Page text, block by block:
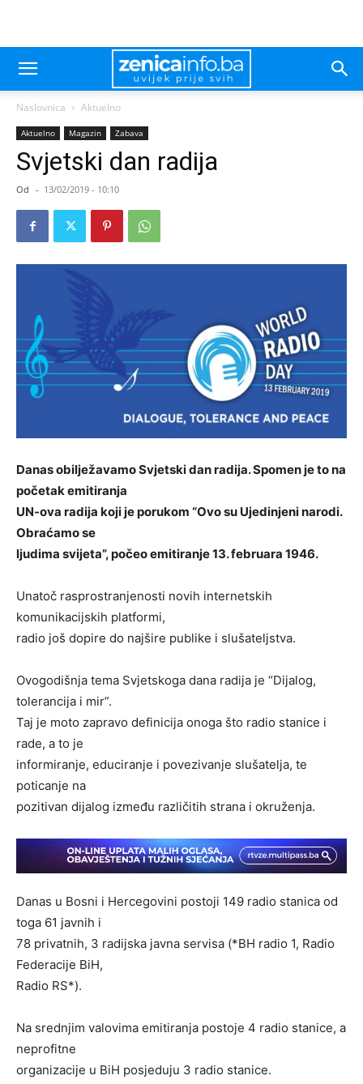
Naslovnica Aktuelno
Aktuelno Magazin Zabava
Svjetski dan radija
Od - 13/02/2019 - 10:10
Danas obilježavamo Svjetski dan radija. Spomen je to na
početak emitiranja
UN-ova radija koji je porukom “Ovo su Ujedinjeni narodi.
Obraćamo se
ljudima svijeta”, počeo emitiranje 13. februara 1946.
Unatoč rasprostranjenosti novih internetskih
komunikacijskih platformi,
radio još dopire do najšire publike i slušateljstva.
Ovogodišnja tema Svjetskoga dana radija je “Dijalog,
tolerancija i mir”.
Taj je moto zapravo definicija onoga što radio stanice i
rade, a to je
informiranje, educiranje i povezivanje slušatelja, te
poticanje na
pozitivan dijalog između različitih strana i okruženja.
Danas u Bosni i Hercegovini postoji 149 radio stanica od
toga 61 javnih i
78 privatnih, 3 radijska javna servisa (*BH radio 1, Radio
Federacije BiH,
Radio RS*).
Na srednjim valovima emitiranja postoje 4 radio stanice, a
neprofitne
organizacije u BiH posjeduju 3 radio stanice.